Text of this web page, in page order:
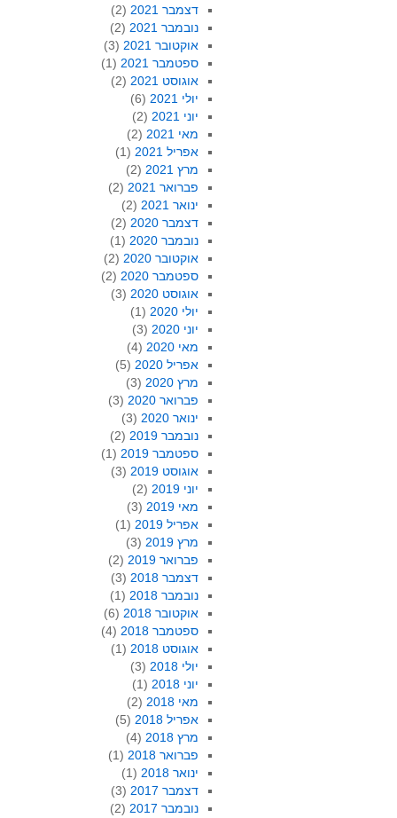
דצמבר 2021
(2)
נובמבר 2021
(2)
אוקטובר 2021
(3)
ספטמבר 2021
(1)
אוגוסט 2021
(2)
יולי 2021
(6)
יוני 2021
(2)
מאי 2021
(2)
אפריל 2021
(1)
מרץ 2021
(2)
פברואר 2021
(2)
ינואר 2021
(2)
דצמבר 2020
(2)
נובמבר 2020
(1)
אוקטובר 2020
(2)
ספטמבר 2020
(2)
אוגוסט 2020
(3)
יולי 2020
(1)
יוני 2020
(3)
מאי 2020
(4)
אפריל 2020
(5)
מרץ 2020
(3)
פברואר 2020
(3)
ינואר 2020
(3)
נובמבר 2019
(2)
ספטמבר 2019
(1)
אוגוסט 2019
(3)
יוני 2019
(2)
מאי 2019
(3)
אפריל 2019
(1)
מרץ 2019
(3)
פברואר 2019
(2)
דצמבר 2018
(3)
נובמבר 2018
(1)
אוקטובר 2018
(6)
ספטמבר 2018
(4)
אוגוסט 2018
(1)
יולי 2018
(3)
יוני 2018
(1)
מאי 2018
(2)
אפריל 2018
(5)
מרץ 2018
(4)
פברואר 2018
(1)
ינואר 2018
(1)
דצמבר 2017
(3)
נובמבר 2017
(2)